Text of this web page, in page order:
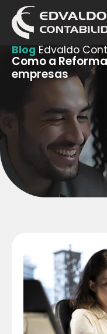
Blog Edvaldo
Como a
empresas